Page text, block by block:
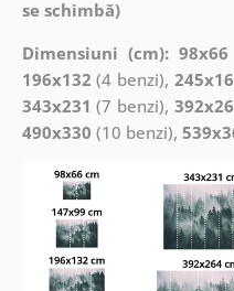
se schimbă)
Dimensiuni (cm): 98x66
196x132 (4 benzi),
343x231 (7 benzi),
490x330 (10 benzi),